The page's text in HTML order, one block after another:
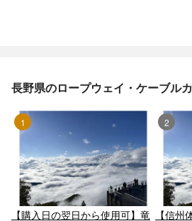
長野県のロープウェイ・ケーブル
【購入日の翌日から使用可】竜
【信